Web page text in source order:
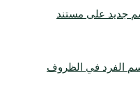
جديد على مستند
الفرد في الظروف